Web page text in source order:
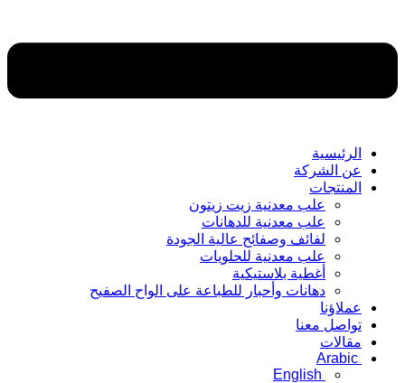
الرئيسية
عن الشركة
المنتجات
علب معدنية زيت زيتون
علب معدنية للدهانات
لفائف وصفائح عالية الجودة
علب معدنية للحلويات
أغطية بلاستيكية
دهانات وأحبار للطباعة على الواح الصفيح
عملاؤنا
تواصل معنا
مقالات
Arabic
English